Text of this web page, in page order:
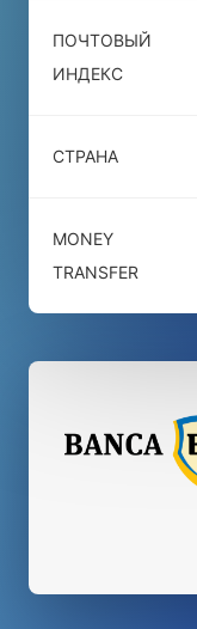
ПОЧТОВЫЙ
ИНДЕКС
СТРАНА
MONEY
TRANSFER